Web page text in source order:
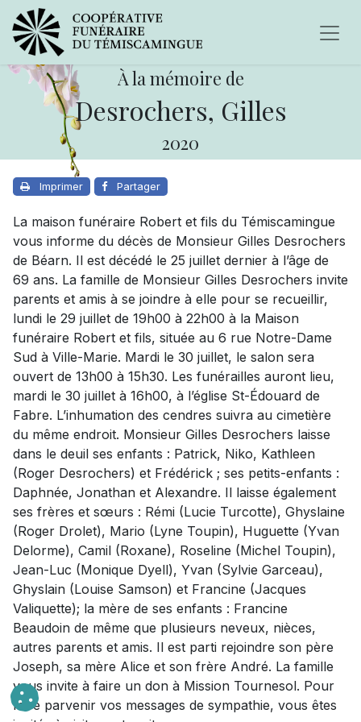
À la mémoire de
Desrochers, Gilles
2020
Imprimer Partager
La maison funéraire Robert et fils du Témiscamingue
vous informe du décès de Monsieur Gilles Desrochers
de Béarn. Il est décédé le 25 juillet dernier à l’âge de
69 ans. La famille de Monsieur Gilles Desrochers invite
parents et amis à se joindre à elle pour se recueillir,
lundi le 29 juillet de 19h00 à 22h00 à la Maison
funéraire Robert et fils, située au 6 rue Notre-Dame
Sud à Ville-Marie. Mardi le 30 juillet, le salon sera
ouvert de 13h00 à 15h30. Les funérailles auront lieu,
mardi le 30 juillet à 16h00, à l’église St-Édouard de
Fabre. L’inhumation des cendres suivra au cimetière
du même endroit. Monsieur Gilles Desrochers laisse
dans le deuil ses enfants : Patrick, Niko, Kathleen
(Roger Desrochers) et Frédérick ; ses petits-enfants :
Daphnée, Jonathan et Alexandre. Il laisse également
ses frères et sœurs : Rémi (Lucie Turcotte), Ghyslaine
(Roger Drolet), Mario (Lyne Toupin), Huguette (Yvan
Delorme), Camil (Roxane), Roseline (Michel Toupin),
Jean-Luc (Monique Dyell), Yvan (Sylvie Garceau),
Ghyslain (Louise Samson) et Francine (Jacques
Valiquette); la mère de ses enfants : Francine
Beaudoin de même que plusieurs neveux, nièces,
autres parents et amis. Il est parti rejoindre son père
Joseph, sa mère Alice et son frère André. La famille
vous invite à faire un don à Mission Tournesol. Pour
faire parvenir vos messages de sympathie, vous êtes